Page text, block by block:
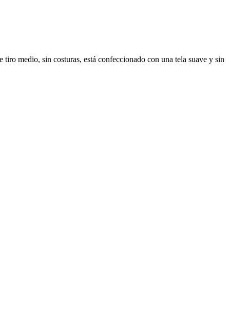
medio, sin costuras, está confeccionado con una tela suave y sin